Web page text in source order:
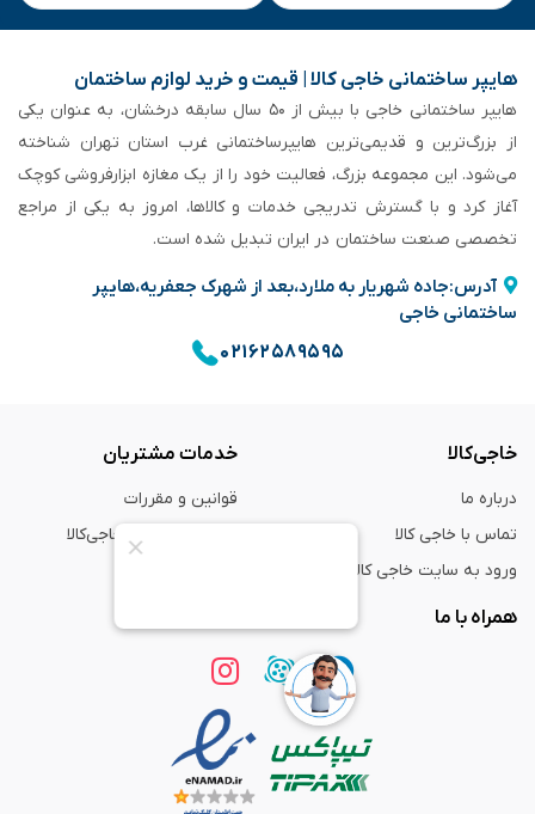
هایپر ساختمانی خاجی‌ کالا | قیمت و خرید لوازم ساختمان
هایپر ساختمانی خاجی‌ با بیش از ۵۰ سال سابقه‌ درخشان، به عنوان یکی
از بزرگ‌ترین و قدیمی‌ترین هایپرساختمانی‌ غرب استان تهران شناخته
می‌شود. این مجموعه بزرگ، فعالیت خود را از یک مغازه ابزارفروشی کوچک
آغاز کرد و با گسترش تدریجی خدمات و کالاها، امروز به یکی از مراجع
تخصصی صنعت ساختمان در ایران تبدیل شده است.
آدرس:جاده شهریار به ملارد،بعد از شهرک جعفریه،هایپر
ساختمانی خاجی
۰۲۱۶۲۵۸۹۵۹۵
خاجی‌کالا
درباره ما
تماس با خاجی کالا
ورود به سایت خاجی‌ کالا
خدمات مشتریان
قوانین و مقررات
راهنمای خرید از خاجی‌کالا
همراه با ما